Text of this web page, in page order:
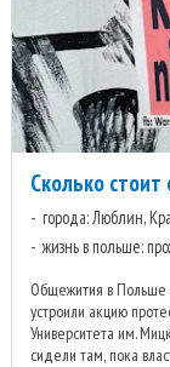
Сколько
города: Люблин,
жизнь в польше:
Общежития в Польше
устроили акцию
Университета им.
сидели там, пока